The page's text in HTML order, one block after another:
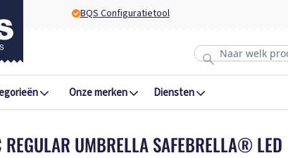
BQS Configuratietool
Onze merken Diensten
REGULAR UMBRELLA SAFEBRELLA® LED